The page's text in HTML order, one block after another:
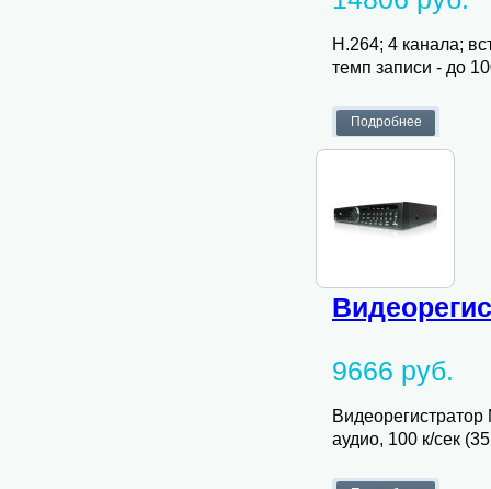
H.264; 4 каналa;
темп записи - до
9666 руб.
аудио, 100 к/сек